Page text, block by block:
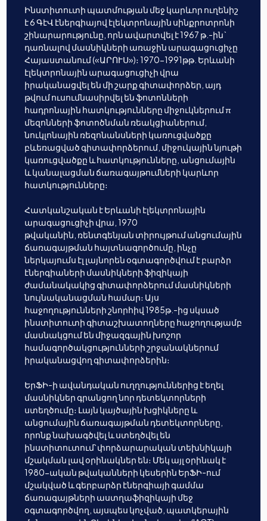
Ինստիտուտի պատմության մեջ կարևոր ուղենիշ
է 6 ԳէՎ էներգիայով էլեկտրոնային սինքրոտրոնի
շինարարությունը, որն ավարտվել է 1967 թ.-ին`
դառնալով մասնիկների առաջին արագացուցիչը
Հայաստանում («ԱՐՈՒՍ»)։ 1970-1991թթ. Երևանի
էլեկտրոնային արագացուցիչի վրա
իրականացվել են մի շարք գիտափորձեր, այդ
թվում ուսումնասիրվել են ֆոտոնների
հադրոնային հատկությունները միջուկներում π
մեզոնների ֆոտոծնման ռեակցիաներում,
նուկլոնային ռեզոնանսների կառուցվածքը
բևեռացված գիտափորձերում, միջուկային նյութի
կառուցվածքը և հատկությունները, անցումային
և կանալացման ճառագայթումների կարևոր
հատկությունները։
Հատկանշական է Երևանի էլեկտրոնային
արագացուցիչի վրա, 1970
թվականին, ռենտգենյան տիրույթում անցումային
ճառագայթման հայտնագործումը, ինչը
ներկայումս էլ լայնորեն օգտագործվում է բարձր
էներգիաների մասնիկների ֆիզիկայի
ժամանակակից գիտափորձերում մասնիկների
նույնականացման համար։ Այս
հաջողությունների շնորհիվ 1985թ.-ից սկսած
ինստիտուտի գիտաշխատողները հաջողությամբ
մասնակցում են միջազգային խոշոր
համագործակցությունների շրջանակներում
իրականացվող գիտափորձերին։
ԵրՖԻ-ի ավանդական ուղղություններից է եղել
մասնիկներ գրանցող նոր դետեկտորների
ստեղծումը։ Լայն կայծային խցիկները և
անցումային ճառագայթման դետեկտորները,
որոնք նախագծվել և ստեղծվել են
ինստիտուտում՝ փորձարարական տեխնիկայի
մշակման լավ օրինակներ են։ Մեկ այլ օրինակ է
1980-ական թվականների կեսերին ԵրՖԻ-ում
մշակված և գերբարձր էներգիայի գամմա
ճառագայթների աստղաֆիզիկայի մեջ
օգտագործվող, այսպես կոչված, պատկերային